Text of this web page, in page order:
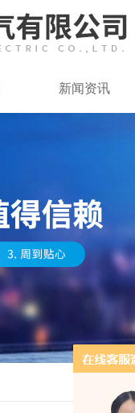
新闻资讯